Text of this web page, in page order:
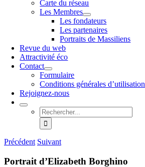
Carte du réseau
Les Membres
Les fondateurs
Les partenaires
Portraits de Massiliens
Revue du web
Attractivité éco
Contact
Formulaire
Conditions générales d’utilisation
Rejoignez-nous
Rechercher:
Précédent Suivant
Portrait d’Elizabeth Borghino